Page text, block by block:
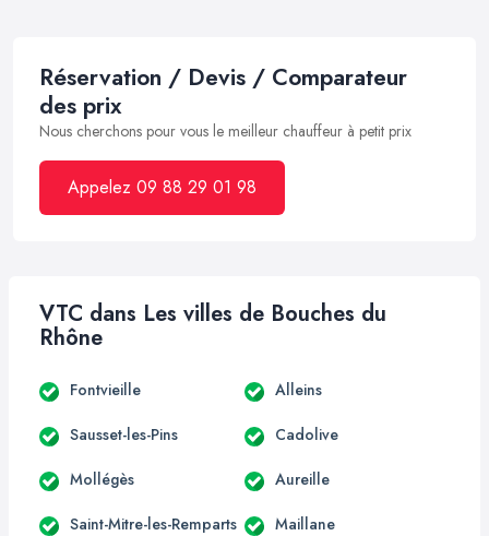
Réservation / Devis / Comparateur
des prix
Nous cherchons pour vous le meilleur chauffeur à petit prix
Appelez 09 88 29 01 98
VTC dans Les villes de Bouches du
Rhône
Fontvieille Alleins
Sausset-les-Pins Cadolive
Mollégès Aureille
Saint-Mitre-les-Remparts Maillane